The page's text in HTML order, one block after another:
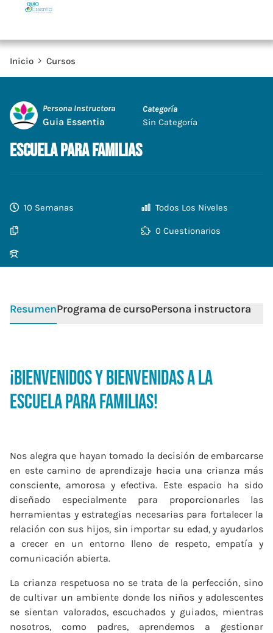
Inicio Cursos
Persona Instructora
Guia Essentia
Categoría
Sin Categoría
Escuela para Familias
10 Semanas Todos Los Niveles
0 Cuestionarios
ResumenPrograma de cursoPersona instructora
¡Bienvenidos y Bienvenidas a la
Escuela para Familias!
Nos alegra que hayan tomado la decisión de embarcarse
en este camino de aprendizaje hacia una crianza más
consciente, amorosa y efectiva. Este espacio ha sido
diseñado especialmente para proporcionarles las
herramientas y estrategias necesarias para fortalecer la
relación con sus hijos, sin importar su edad, y ayudarlos
a crecer en un entorno lleno de respeto, empatía y
comunicación abierta.
La crianza respetuosa no se trata de la perfección, sino
de cultivar un ambiente donde los niños y adolescentes
se sientan valorados, escuchados y guiados, mientras
nosotros, como padres, aprendemos a gestionar